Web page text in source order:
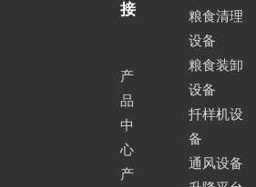
接
产
品
中
心
产
粮食清理
设备
粮食装卸
设备
扦样机设
备
通风设备